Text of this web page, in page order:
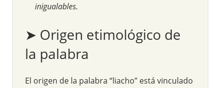
inigualables.
➤ Origen etimológico de
la palabra
El origen de la palabra “liacho” está vinculado